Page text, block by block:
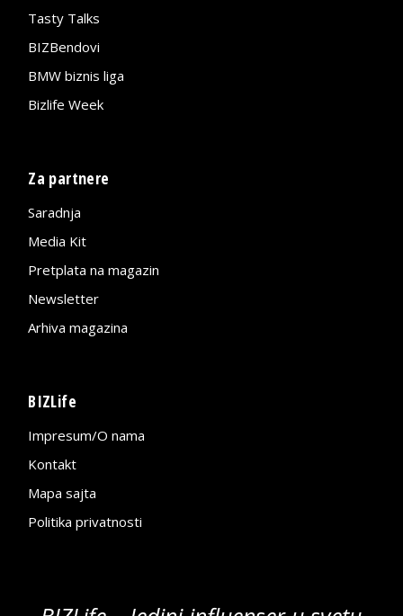
Tasty Talks
BIZBendovi
BMW biznis liga
Bizlife Week
Za partnere
Saradnja
Media Kit
Pretplata na magazin
Newsletter
Arhiva magazina
BIZLife
Impresum/O nama
Kontakt
Mapa sajta
Politika privatnosti